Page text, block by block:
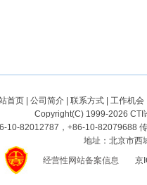
首页 公司简介 联系方式 工作机会
Copyright(C) 1999-2026 CTI
10-82012787，+86-10-82079688
地址：北京市西
经营性网站备案信息
京